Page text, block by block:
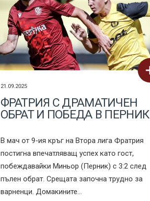
21.09.2025
ФРАТРИЯ С ДРАМАТИЧЕН
ОБРАТ И ПОБЕДА В ПЕРНИК
В мач от 9-ия кръг на Втора лига Фратрия
постигна впечатляващ успех като гост,
побеждавайки Миньор (Перник) с 3:2 след
пълен обрат. Срещата започна трудно за
варненци. Домакините...